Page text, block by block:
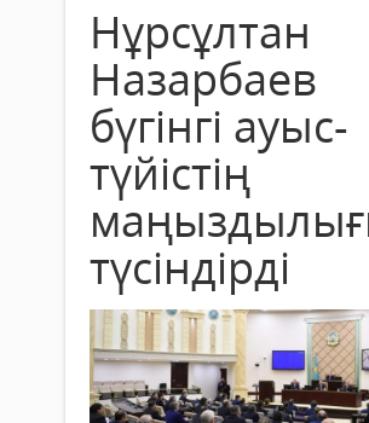
Нұрсұлтан
Назарбаев
бүгінгі ауыс-
түйістің
түсіндірді